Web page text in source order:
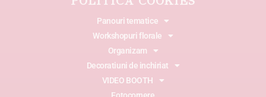
Panouri tematice
Workshopuri florale
Organizam
Decoratiuni de inchiriat
VIDEO BOOTH
Fotocornere